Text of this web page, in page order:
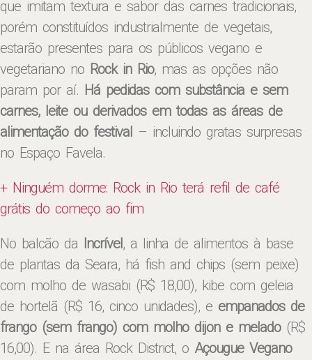
que imitam textura e sabor das carnes tradicionais,
porém constituídos industrialmente de vegetais,
estarão presentes para os públicos vegano e
vegetariano no Rock in Rio, mas as opções não
param por aí. Há pedidas com substância e sem
carnes, leite ou derivados em todas as áreas de
alimentação do festival – incluindo gratas surpresas
no Espaço Favela.
+ Ninguém dorme: Rock in Rio terá refil de café
grátis do começo ao fim
No balcão da Incrível, a linha de alimentos à base
de plantas da Seara, há fish and chips (sem peixe)
com molho de wasabi (R$ 18,00), kibe com geleia
de hortelã (R$ 16, cinco unidades), e empanados de
frango (sem frango) com molho dijon e melado(R$
16,00). E na área Rock District, o Açougue Vegano